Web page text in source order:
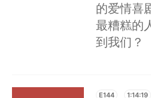
的爱情喜
最糟糕的
到我们？
E144 1:14:19